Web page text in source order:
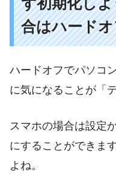
ず初期化し
合はハード
ハードオフでパソコ
に気になることが「
スマホの場合は設定
にすることができま
よね。